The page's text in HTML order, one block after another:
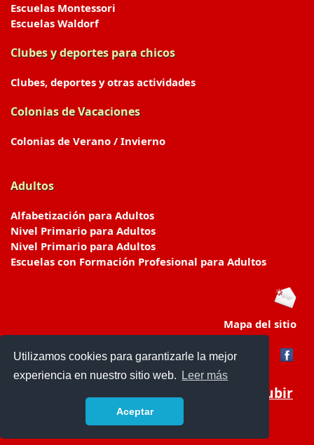
Utilizamos cookies para garantizarle la mejor
experiencia en nuestro sitio web.
Leer más
Aceptar
Escuelas Montessori
Escuelas Waldorf
Clubes y deportes para chicos
Clubes, deportes y otras actividades
Colonias de Vacaciones
Colonias de Verano / Invierno
Adultos
Alfabetización para Adultos
Nivel Primario para Adultos
Nivel Primario para Adultos
Escuelas con Formación Profesional para Adultos
Mapa del sitio
Subir